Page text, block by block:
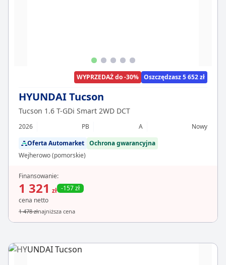
WYPRZEDAŻ do -30% Oszczędzasz 5 652 zł
HYUNDAI Tucson
Tucson 1.6 T-GDi Smart 2WD DCT
2026 PB A
Nowy
Oferta Automarket Ochrona gwarancyjna
Wejherowo (pomorskie)
Finansowanie:
1 321 zł -157 zł
cena netto
1 478 złnajniższa cena